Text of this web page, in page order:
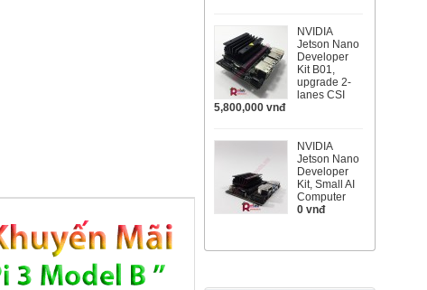
NVIDIA
Jetson Nano
Developer
Kit B01,
upgrade 2-
lanes CSI
5,800,000 vnđ
NVIDIA
Jetson Nano
Developer
Kit, Small AI
Computer
0 vnđ